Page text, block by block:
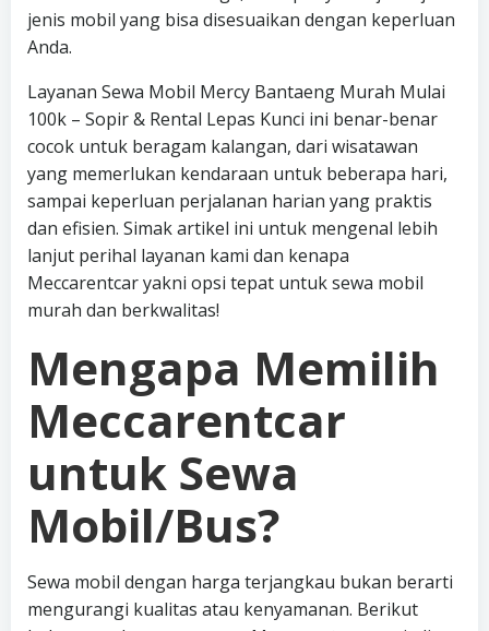
jenis mobil yang bisa disesuaikan dengan keperluan
Anda.
Layanan Sewa Mobil Mercy Bantaeng Murah Mulai
100k – Sopir & Rental Lepas Kunci ini benar-benar
cocok untuk beragam kalangan, dari wisatawan
yang memerlukan kendaraan untuk beberapa hari,
sampai keperluan perjalanan harian yang praktis
dan efisien. Simak artikel ini untuk mengenal lebih
lanjut perihal layanan kami dan kenapa
Meccarentcar yakni opsi tepat untuk sewa mobil
murah dan berkwalitas!
Mengapa Memilih
Meccarentcar
untuk Sewa
Mobil/Bus?
Sewa mobil dengan harga terjangkau bukan berarti
mengurangi kualitas atau kenyamanan. Berikut